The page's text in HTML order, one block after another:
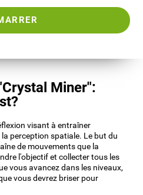
Miner":
visant à entraîner
perception spatiale. Le but du
de mouvements que la
l'objectif et collecter tous les
vous avancez dans les niveaux,
vous devrez briser pour